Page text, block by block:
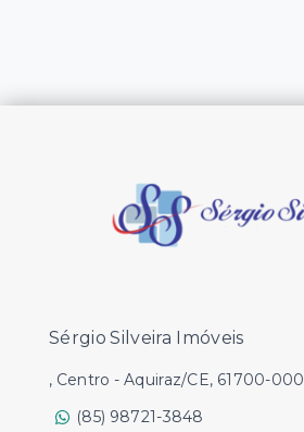
Sérgio Silveira Imóveis
, Centro - Aquiraz/CE, 61700-000
(85) 98721-3848